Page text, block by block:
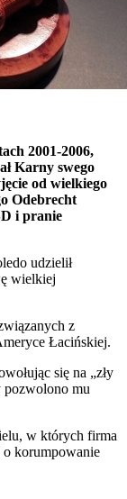
2001-2006,
Karny swego
od wielkiego
Odebrecht
i pranie
udzielił
wielkiej
z
Łacińskiej.
się na „zły
pozwolono mu
w których firma
o korumpowanie